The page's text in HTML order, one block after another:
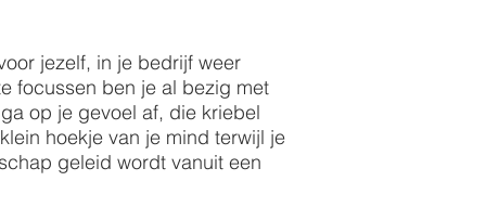
jezelf, in je bedrijf weer
focussen ben je al bezig met
op je gevoel af, die kriebel
hoekje van je mind terwijl je
geleid wordt vanuit een